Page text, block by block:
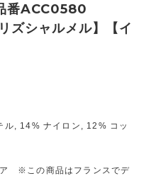
番ACC0580
ズシャルメル】【イ
, 14% ナイロン, 12% コッ
ア ※この商品はフランスでデ